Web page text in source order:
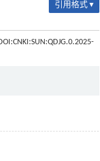
引用格式 ▾